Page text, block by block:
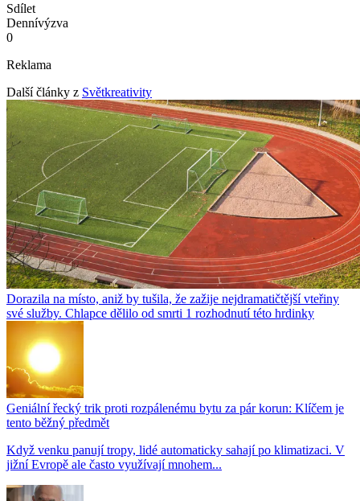
Sdílet
Dennívýzva
0
Reklama
Další články z Světkreativity
Dorazila na místo, aniž by tušila, že zažije nejdramatičtější vteřiny
své služby. Chlapce dělilo od smrti 1 rozhodnutí této hrdinky
Geniální řecký trik proti rozpálenému bytu za pár korun: Klíčem je
tento běžný předmět
Když venku panují tropy, lidé automaticky sahají po klimatizaci. V
jižní Evropě ale často využívají mnohem...